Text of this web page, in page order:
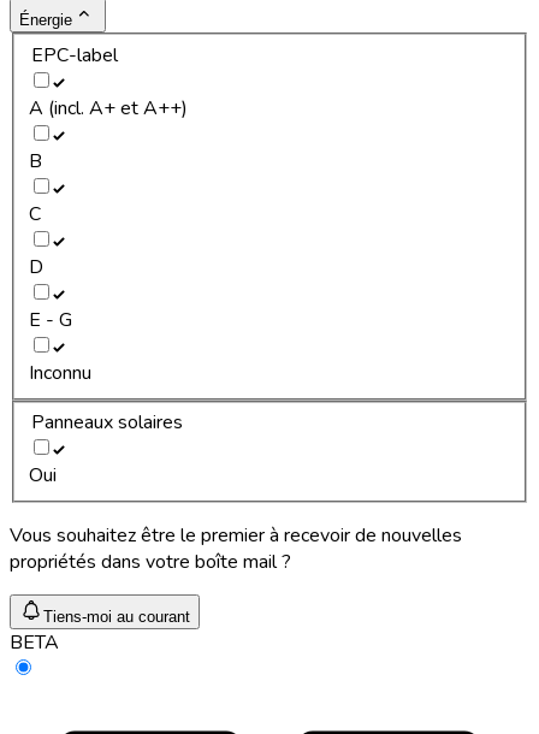
Énergie
EPC-label
A (incl. A+ et A++)
B
C
D
E - G
Inconnu
Panneaux solaires
Oui
Vous souhaitez être le premier à recevoir de nouvelles
propriétés dans votre boîte mail ?
Tiens-moi au courant
BETA